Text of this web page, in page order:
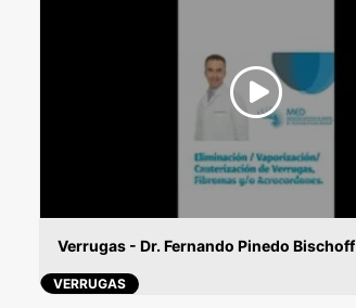
Verrugas - Dr. Fernando Pinedo Bischoff
VERRUGAS